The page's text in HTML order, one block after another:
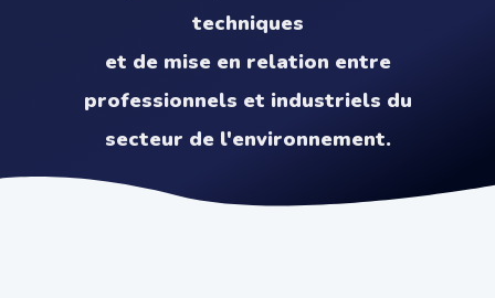
techniques
et de mise en relation entre
professionnels et industriels du
secteur de l'environnement.